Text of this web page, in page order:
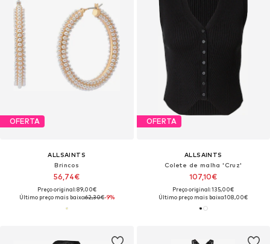
OFERTA
ALLSAINTS
Brincos
56,74€
Preço original: 89,00€
Último preço mais baixo:62,30€-9%
OFERTA
ALLSAINTS
Colete de malha 'Cruz'
107,10€
Preço original: 135,00€
Último preço mais baixo:108,00€